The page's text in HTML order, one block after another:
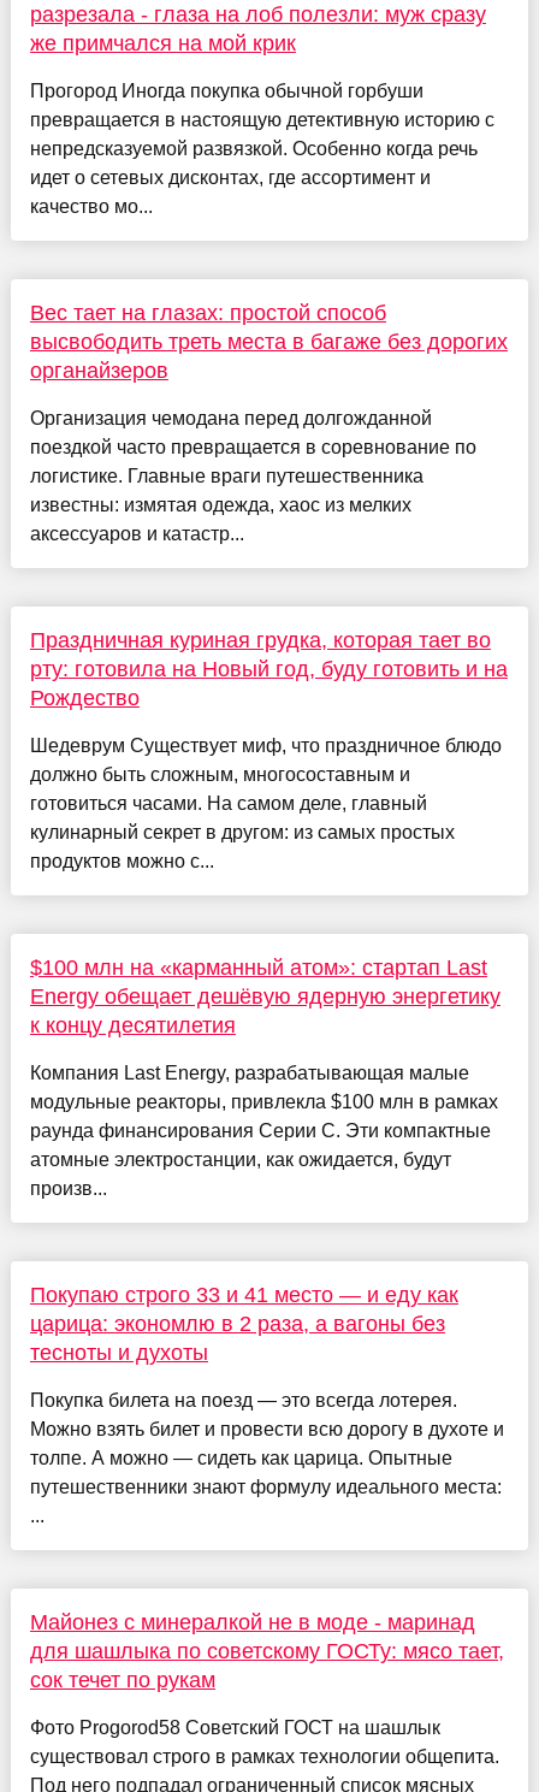
разрезала - глаза на лоб полезли: муж сразу
же примчался на мой крик
Прогород Иногда покупка обычной горбуши
превращается в настоящую детективную историю с
непредсказуемой развязкой. Особенно когда речь
идет о сетевых дисконтах, где ассортимент и
качество мо...
Вес тает на глазах: простой способ
высвободить треть места в багаже без дорогих
органайзеров
Организация чемодана перед долгожданной
поездкой часто превращается в соревнование по
логистике. Главные враги путешественника
известны: измятая одежда, хаос из мелких
аксессуаров и катастр...
Праздничная куриная грудка, которая тает во
рту: готовила на Новый год, буду готовить и на
Рождество
Шедеврум Существует миф, что праздничное блюдо
должно быть сложным, многосоставным и
готовиться часами. На самом деле, главный
кулинарный секрет в другом: из самых простых
продуктов можно с...
$100 млн на «карманный атом»: стартап Last
Energy обещает дешёвую ядерную энергетику
к концу десятилетия
Компания Last Energy, разрабатывающая малые
модульные реакторы, привлекла $100 млн в рамках
раунда финансирования Серии C. Эти компактные
атомные электростанции, как ожидается, будут
произв...
Покупаю строго 33 и 41 место — и еду как
царица: экономлю в 2 раза, а вагоны без
тесноты и духоты
Покупка билета на поезд — это всегда лотерея.
Можно взять билет и провести всю дорогу в духоте и
толпе. А можно — сидеть как царица. Опытные
путешественники знают формулу идеального места:
...
Майонез с минералкой не в моде - маринад
для шашлыка по советскому ГОСТу: мясо тает,
сок течет по рукам
Фото Progorod58 Советский ГОСТ на шашлык
существовал строго в рамках технологии общепита.
Под него подпадал ограниченный список мясных